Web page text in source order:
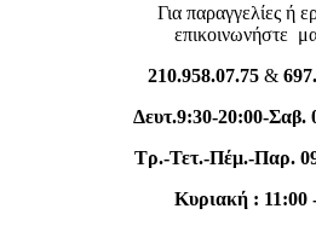
Για παραγγελίες ή
επικοινωνήστε
210.958.07.75 &
Δευτ.9:30-20:00-Σαβ.
Tρ.-Τετ.-Πέμ.-Παρ.
Κυριακή : 11:00